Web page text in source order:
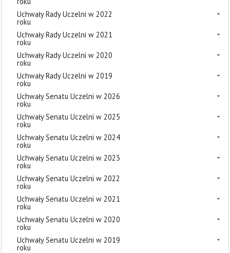
Uchwały Rady Uczelni w 2022
roku
Uchwały Rady Uczelni w 2021
roku
Uchwały Rady Uczelni w 2020
roku
Uchwały Rady Uczelni w 2019
roku
Uchwały Senatu Uczelni w 2026
roku
Uchwały Senatu Uczelni w 2025
roku
Uchwały Senatu Uczelni w 2024
roku
Uchwały Senatu Uczelni w 2023
roku
Uchwały Senatu Uczelni w 2022
roku
Uchwały Senatu Uczelni w 2021
roku
Uchwały Senatu Uczelni w 2020
roku
Uchwały Senatu Uczelni w 2019
roku